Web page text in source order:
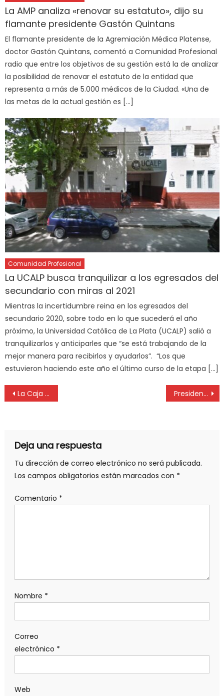
La AMP analiza «renovar su estatuto», dijo su
flamante presidente Gastón Quintans
El flamante presidente de la Agremiación Médica Platense,
doctor Gastón Quintans, comentó a Comunidad Profesional
radio que entre los objetivos de su gestión está la de analizar
la posibilidad de renovar el estatuto de la entidad que
representa a más de 5.000 médicos de la Ciudad. «Una de
las metas de la actual gestión es […]
Comunidad Profesional
La UCALP busca tranquilizar a los egresados del
secundario con miras al 2021
Mientras la incertidumbre reina en los egresados del
secundario 2020, sobre todo en lo que sucederá el año
próximo, la Universidad Católica de La Plata (UCALP) salió a
tranquilizarlos y anticiparles que “se está trabajando de la
mejor manera para recibirlos y ayudarlos”. “Los que
estuvieron haciendo este año el último curso de la etapa […]
La Caja de la Abogacía anunció una suba en la jubilación que ascenderá a 40 mil pesos Presidente de la Comisión de Educación de Diputados asegura que “hay voluntad política para ayudar a las escuelas privadas” pero que no se sanciona la ley “porque aún no hay recursos”
Deja una respuesta
Tu dirección de correo electrónico no será publicada.
Los campos obligatorios están marcados con *
Comentario *
Nombre *
Correo
electrónico *
Web